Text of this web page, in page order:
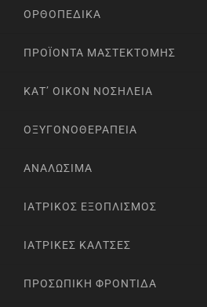
ΟΡΘΟΠΕΔΙΚΆ
ΠΡΟΪΌΝΤΑ ΜΑΣΤΕΚΤΟΜΉΣ
ΚΑΤ’ ΟΊΚΟΝ ΝΟΣΗΛΕΊΑ
ΟΞΥΓΟΝΟΘΕΡΑΠΕΊΑ
ΑΝΑΛΏΣΙΜΑ
ΙΑΤΡΙΚΌΣ ΕΞΟΠΛΙΣΜΌΣ
ΙΑΤΡΙΚΈΣ ΚΆΛΤΣΕΣ
ΠΡΟΣΩΠΙΚΉ ΦΡΟΝΤΊΔΑ